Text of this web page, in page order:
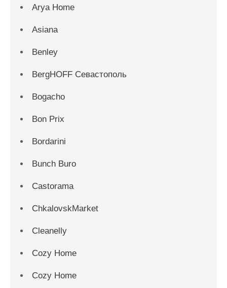
Arya Home
Asiana
Benley
BergHOFF Севастополь
Bogacho
Bon Prix
Bordarini
Bunch Buro
Castorama
ChkalovskMarket
Cleanelly
Cozy Home
Cozy Home